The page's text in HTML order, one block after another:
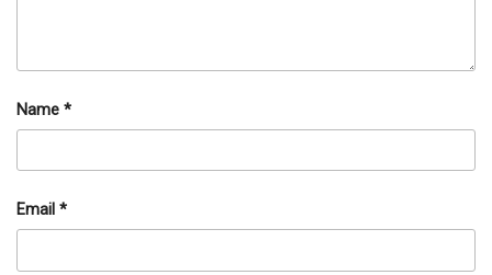
Name *
Email *